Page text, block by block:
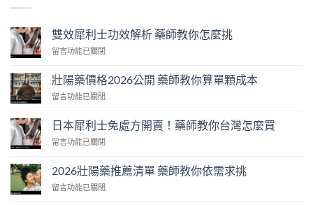
雙效犀利士功效解析 藥師教你怎麼挑
在
效
犀
利
功
效
解
藥
教
留言功能已關閉
壯陽藥價格2026公開 藥師教你算單顆成本
在
陽
藥
價
2026
開
留言功能已關閉
日本犀利士免處方開賣！藥師教你台灣怎麼買
在
犀
利
留言功能已關閉
2026壯陽藥推薦清單 藥師教你依需求挑
在
留言功能已關閉